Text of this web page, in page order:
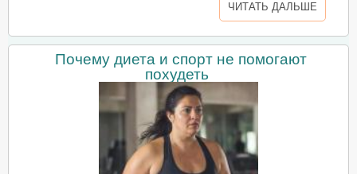
ЧИТАТЬ ДАЛЬШЕ
Почему диета и спорт не помогают
похудеть